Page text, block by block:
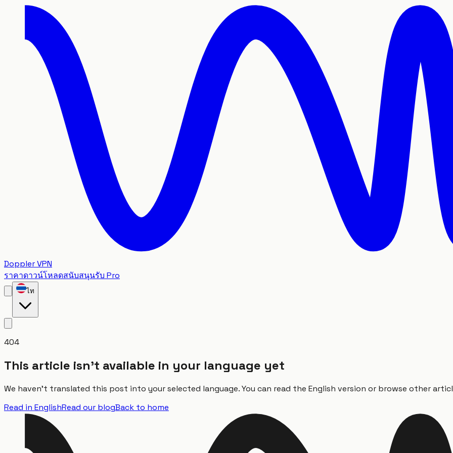
Doppler VPN
ราคาดาวน์โหลดสนับสนุนรับ Pro
ไท
404
This article isn't available in your language yet
We haven't translated this post into your selected language. You can read the English version or browse other
Read in EnglishRead our blogBack to home